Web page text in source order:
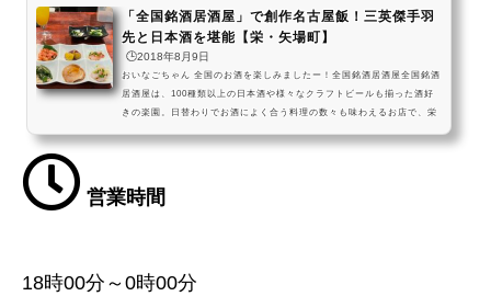
「全国銘酒居酒屋」で創作名古屋飯！三英傑手羽
先と日本酒を堪能【栄・矢場町】
🕒️2018年8月9日
おいなごちゃん 全国のお酒を楽しみましたー！全国銘酒居酒屋全国銘酒
居酒屋は、100種類以上の日本酒や様々なクラフトビールも揃った酒好
きの楽園。日替わりでお酒によく合う料理の数々も味わえるお店で、栄
た場所にある、三英傑（豊臣秀吉・織田信長・徳川家康）をモチーフに
した三種類の手羽先などのアレンジ名...
営業時間
18時00分～0時00分